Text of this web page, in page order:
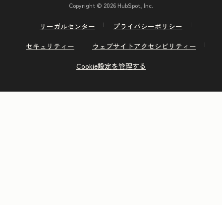
Copyright © 2026 HubSpot, Inc.
リーガルセンター
プライバシーポリシー
セキュリティー
ウェブサイトアクセシビリティー
Cookie設定を管理する